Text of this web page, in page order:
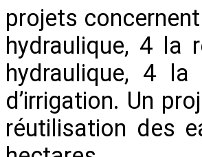
projets
hydraulique, 4 la
hydraulique, 4
d’irrigation. Un
réutilisation des